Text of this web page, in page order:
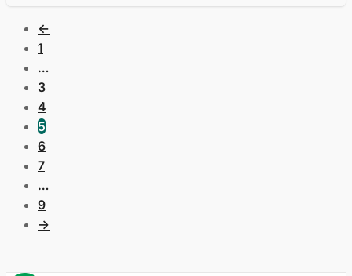
←
1
…
3
4
5
6
7
…
9
→